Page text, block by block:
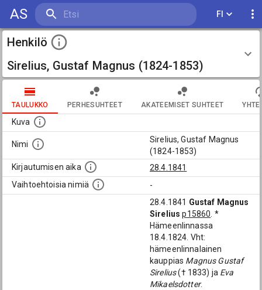
AS FI
Henkilö
Sirelius, Gustaf Magnus (1824-1853)
TAULUKKO PERHESUHTEET AKATEEMISET SUHTEET
Kuva
Nimi
Sirelius, Gustaf Magnus
(1824-1853)
Kirjautumisen aika
28.4.1841
Vaihtoehtoisia nimiä
-
28.4.1841 Gustaf Magnus
Sirelius p15860 . *
Hämeenlinnassa
18.4.1824. Vht:
hämeenlinnalainen
kauppias Magnus Gustaf
Sirelius(† 1833) ja Eva
Mikaelsdotter.